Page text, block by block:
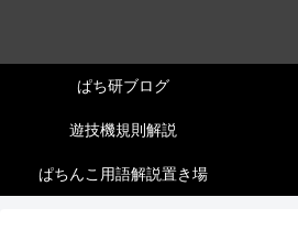
ぱち研ブログ
遊技機規則解説
ぱちんこ用語解説置き場